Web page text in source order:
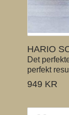
HARIO
Det
perfekt
949 KR